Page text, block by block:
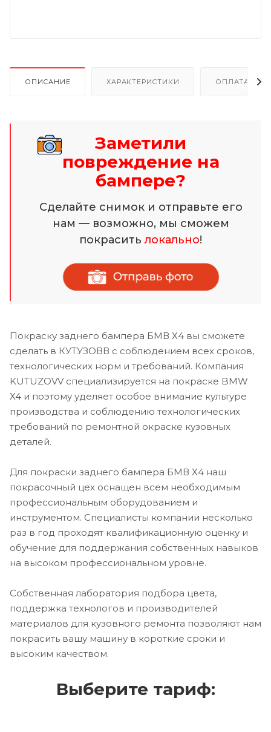
ОПИСАНИЕ ХАРАКТЕРИСТИКИ ОПЛАТА И
Заметили
повреждение на
бампере?
Сделайте снимок и отправьте его
нам — возможно, мы сможем
покраситьлокально!
Покраску заднего бампера БМВ Х4 вы сможете
сделать в КУТУЗОВВ с соблюдением всех сроков,
технологических норм и требований. Компания
KUTUZOVV специализируется на покраске BMW
X4 и поэтому уделяет особое внимание культуре
производства и соблюдению технологических
требований по ремонтной окраске кузовных
деталей.
Для покраски заднего бампера БМВ Х4 наш
покрасочный цех оснащен всем необходимым
профессиональным оборудованием и
инструментом. Специалисты компании несколько
раз в год проходят квалификационную оценку и
обучение для поддержания собственных навыков
на высоком профессиональном уровне.
Собственная лаборатория подбора цвета,
поддержка технологов и производителей
материалов для кузовного ремонта позволяют нам
покрасить вашу машину в короткие сроки и
высоким качеством.
Выберите тариф: